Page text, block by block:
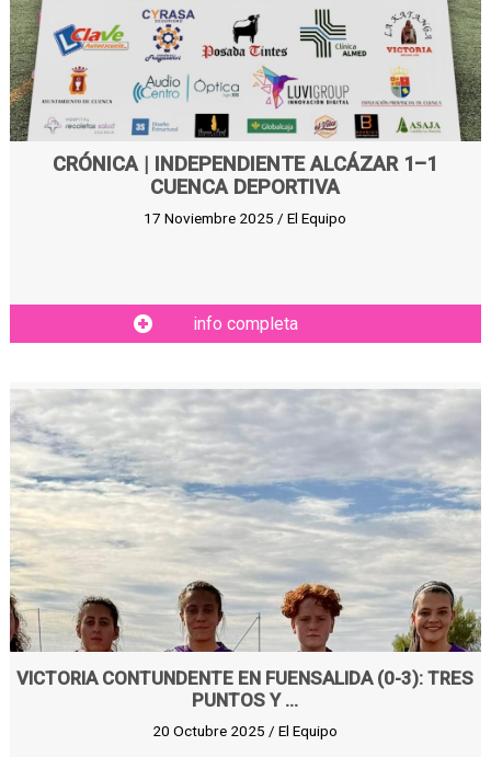
CRÓNICA | INDEPENDIENTE ALCÁZAR 1–1
CUENCA DEPORTIVA
17 Noviembre 2025 / El Equipo
info completa
VICTORIA CONTUNDENTE EN FUENSALIDA (0-3): TRES
PUNTOS Y ...
20 Octubre 2025 / El Equipo